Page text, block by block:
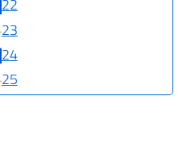
22
23
24
25